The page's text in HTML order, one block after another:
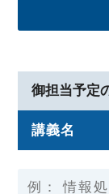
御担当予定
講義名